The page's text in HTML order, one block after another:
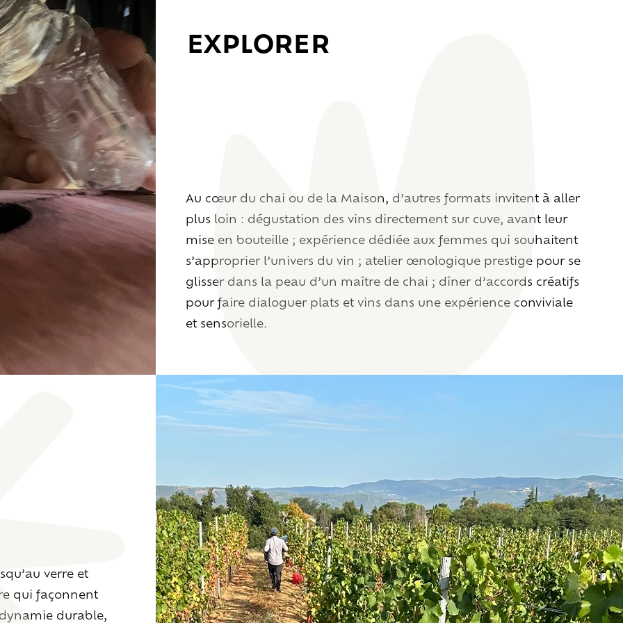
EXPLORER
Au cœur du chai ou de la Maison, d’autres formats invitent à aller
plus loin : dégustation des vins directement sur cuve, avant leur
mise en bouteille ; expérience dédiée aux femmes qui souhaitent
s’approprier l’univers du vin ; atelier œnologique prestige pour se
glisser dans la peau d’un maître de chai ; dîner d’accords créatifs
pour faire dialoguer plats et vins dans une expérience conviviale
et sensorielle.
verre et
qui façonnent
durable,